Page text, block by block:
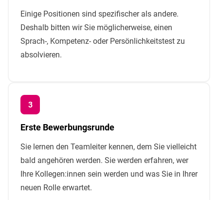
Einige Positionen sind spezifischer als andere.
Deshalb bitten wir Sie möglicherweise, einen
Sprach-, Kompetenz- oder Persönlichkeitstest zu
absolvieren.
Erste Bewerbungsrunde
Sie lernen den Teamleiter kennen, dem Sie vielleicht
bald angehören werden. Sie werden erfahren, wer
Ihre Kollegen:innen sein werden und was Sie in Ihrer
neuen Rolle erwartet.